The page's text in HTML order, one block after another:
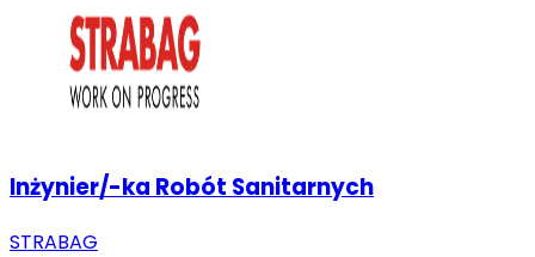
Inżynier/-ka Robót Sanitarnych
STRABAG